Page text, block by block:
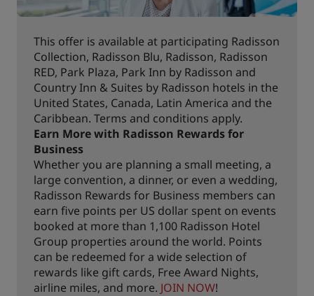
This offer is available at participating Radisson
Collection, Radisson Blu, Radisson, Radisson
RED, Park Plaza, Park Inn by Radisson and
Country Inn & Suites by Radisson hotels in the
United States, Canada, Latin America and the
Caribbean. Terms and conditions apply.
Earn More with Radisson Rewards for
Business
Whether you are planning a small meeting, a
large convention, a dinner, or even a wedding,
Radisson Rewards for Business members can
earn five points per US dollar spent on events
booked at more than 1,100 Radisson Hotel
Group properties around the world. Points
can be redeemed for a wide selection of
rewards like gift cards, Free Award Nights,
airline miles, and more. JOIN NOW!